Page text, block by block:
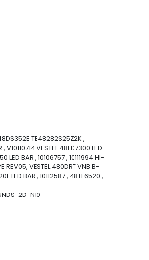
TE48282S25Z2K ,
V10110714 VESTEL 48FD7300 LED
LED BAR , 10106757 , 10111994 HI-
REV05, VESTEL 480DRT VNB B-
LED BAR , 10112587 , 48TF6520 ,
2D-N19